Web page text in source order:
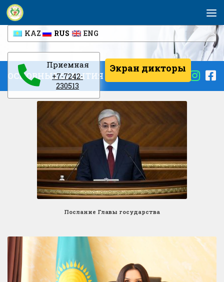
Перейти к содержимому
KAZ RUS ENG
Приемная
+7-7242-
230513
Экран дикторы
ОСНОВНЫЕ СОБЫТИЯ
Послание Главы государства